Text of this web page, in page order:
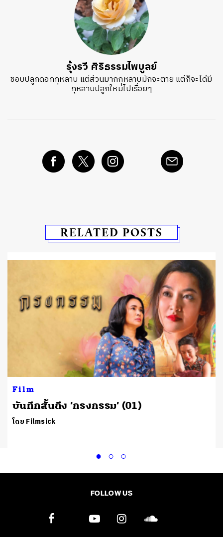
รุ้งรวี ศิริธรรมไพบูลย์
ชอบปลูกดอกกุหลาบ แต่ส่วนมากกุหลาบมักจะตาย แต่ก็จะได้มี
กุหลาบปลูกใหม่ไปเรื่อยๆ
RELATED POSTS
Film
บันทึกสั้นถึง ‘กรงกรรม’ (01)
โดย Filmsick
FOLLOW US